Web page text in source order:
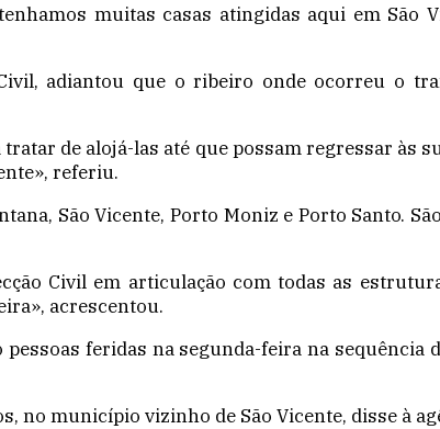
muitas casas atingidas aqui em São
adiantou que o ribeiro onde ocorreu o
de alojá-las até que possam regressar às
referiu.
São Vicente, Porto Moniz e Porto Santo.
Civil em articulação com todas as
acrescentou.
feridas na segunda-feira na sequência
no município vizinho de São Vicente, disse à